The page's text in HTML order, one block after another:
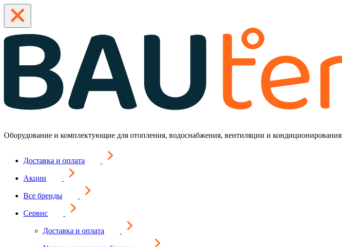
Оборудование и комплектующие для отопления, водоснабжения, вентиляции и кондиционирования
Доставка и оплата
Акции
Все бренды
Сервис
Доставка и оплата